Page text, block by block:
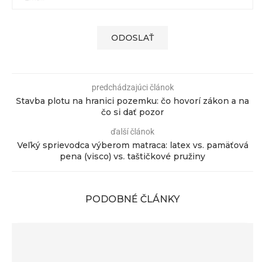
predchádzajúci článok
Stavba plotu na hranici pozemku: čo hovorí zákon a na
čo si dať pozor
ďalší článok
Veľký sprievodca výberom matraca: latex vs. pamäťová
pena (visco) vs. taštičkové pružiny
PODOBNÉ ČLÁNKY